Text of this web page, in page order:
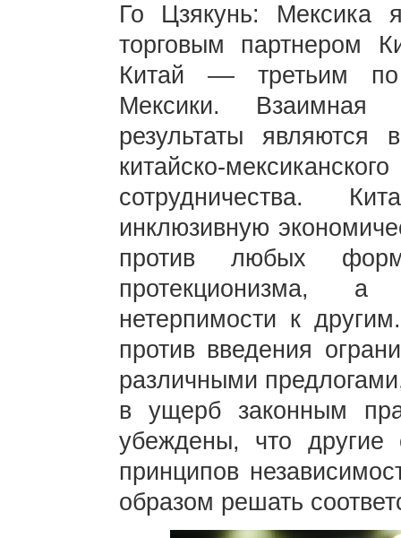
Го Цзякунь: Мексика
торговым партнером
Китай –– третьим
Мексики. Взаимная
результаты являются
китайско-
сотрудничества.
инклюзивную
против любых форм
протекционизма,
нетерпимости к
против введения
различными
в ущерб законным
убеждены, что другие
принципов
образом решать